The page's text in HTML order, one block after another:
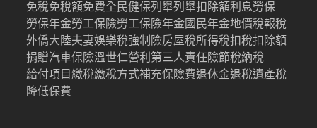
免稅免稅額免費全民健保列舉列舉扣除額利息勞保
勞保年金勞工保險勞工保險年金國民年金地價稅報稅
外僑大陸夫妻娛樂稅強制險房屋稅所得稅扣稅扣除額
捐贈汽車保險溫世仁營利 第三人責任險節稅納稅
給付項目繳稅繳稅方式補充保險費退休金退稅遺產稅
降低保費